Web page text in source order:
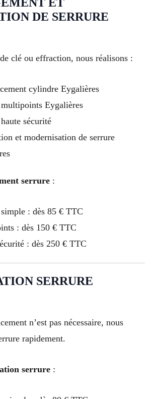
DE SERRURE
clé ou effraction, nous réalisons :
cylindre Eygalières
multipoints Eygalières
sécurité
et modernisation de serrure
serrure:
: dès 85 € TTC
: dès 150 € TTC
: dès 250 € TTC
SERRURE
n’est pas nécessaire, nous
rapidement.
serrure: